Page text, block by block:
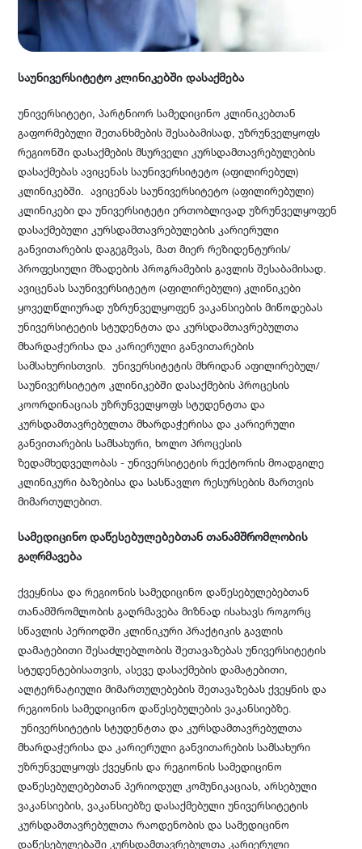
საუნივერსიტეტო კლინიკებში დასაქმება
უნივერსიტეტი, პარტნიორ სამედიცინო კლინიკებთან
გაფორმებული შეთანხმების შესაბამისად, უზრუნველყოფს
რეგიონში დასაქმების მსურველი კურსდამთავრებულების
დასაქმებას ავიცენას საუნივერსიტეტო (აფილირებულ)
კლინიკებში. ავიცენას საუნივერსიტეტო (აფილირებული)
კლინიკები და უნივერსიტეტი ერთობლივად უზრუნველყოფენ
დასაქმებული კურსდამთავრებულების კარიერული
განვითარების დაგეგმვას, მათ მიერ რეზიდენტურის/
პროფესიული მზადების პროგრამების გავლის შესაბამისად.
ავიცენას საუნივერსიტეტო (აფილირებული) კლინიკები
ყოველწლიურად უზრუნველყოფენ ვაკანსიების მიწოდებას
უნივერსიტეტის სტუდენტთა და კურსდამთავრებულთა
მხარდაჭერისა და კარიერული განვითარების
სამსახურისთვის. უნივერსიტეტის მხრიდან აფილირებულ/
საუნივერსიტეტო კლინიკებში დასაქმების პროცესის
კოორდინაციას უზრუნველყოფს სტუდენტთა და
კურსდამთავრებულთა მხარდაჭერისა და კარიერული
განვითარების სამსახური, ხოლო პროცესის
ზედამხედველობას - უნივერსიტეტის რექტორის მოადგილე
კლინიკური ბაზებისა და სასწავლო რესურსების მართვის
მიმართულებით.
სამედიცინო დაწესებულებებთან თანამშრომლობის
გაღრმავება
ქვეყნისა და რეგიონის სამედიცინო დაწესებულებებთან
თანამშრომლობის გაღრმავება მიზნად ისახავს როგორც
სწავლის პერიოდში კლინიკური პრაქტიკის გავლის
დამატებითი შესაძლებლობის შეთავაზებას უნივერსიტეტის
სტუდენტებისათვის, ასევე დასაქმების დამატებითი,
ალტერნატიული მიმართულებების შეთავაზებას ქვეყნის და
რეგიონის სამედიცინო დაწესებულების ვაკანსიებზე.
უნივერსიტეტის სტუდენტთა და კურსდამთავრებულთა
მხარდაჭერისა და კარიერული განვითარების სამსახური
უზრუნველყოფს ქვეყნის და რეგიონის სამედიცინო
დაწესებულებებთან პერიოდულ კომუნიკაციას, არსებული
ვაკანსიების, ვაკანსიებზე დასაქმებული უნივერსიტეტის
კურსდამთავრებულთა რაოდენობის და სამედიცინო
დაწესებულებაში კურსდამთავრებულთა კარიერული